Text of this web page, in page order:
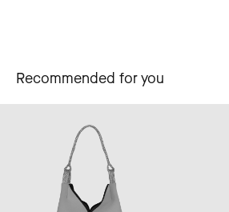
Recommended for you